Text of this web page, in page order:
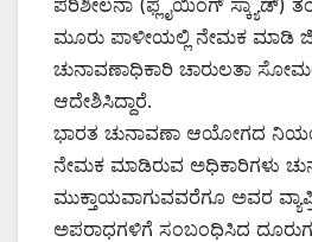
ಪರಿಶೀಲನಾ (ಫ್ಲೈಯಿಂಗ್ ಸ್ಕ್ಯಾಡ್)
ಮೂರು ಪಾಳೀಯಲ್ಲಿ ನೇಮಕ ಮಾಡಿ
ಚುನಾವಣಾಧಿಕಾರಿ ಚಾರುಲತಾ
ಆದೇಶಿಸಿದ್ದಾರೆ.
ಭಾರತ ಚುನಾವಣಾ ಆಯೋಗದ
ನೇಮಕ ಮಾಡಿರುವ ಅಧಿಕಾರಿಗಳು
ಮುಕ್ತಾಯವಾಗುವವರೆಗೂ ಅವರ
ಅಪರಾಧಗಳಿಗೆ ಸಂಬಂಧಿಸಿದ